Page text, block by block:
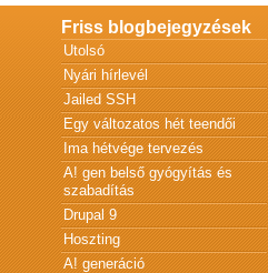
Friss blogbejegyzések
Utolsó
Nyári hírlevél
Jailed SSH
Egy változatos hét teendői
Ima hétvége tervezés
A! gen belső gyógyítás és
szabadítás
Drupal 9
Hoszting
A! generáció